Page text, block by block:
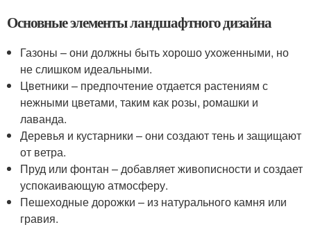
Основные элементы ландшафтного дизайна
Газоны – они должны быть хорошо ухоженными, но
не слишком идеальными.
Цветники – предпочтение отдается растениям с
нежными цветами, таким как розы, ромашки и
лаванда.
Деревья и кустарники – они создают тень и защищают
от ветра.
Пруд или фонтан – добавляет живописности и создает
успокаивающую атмосферу.
Пешеходные дорожки – из натурального камня или
гравия.